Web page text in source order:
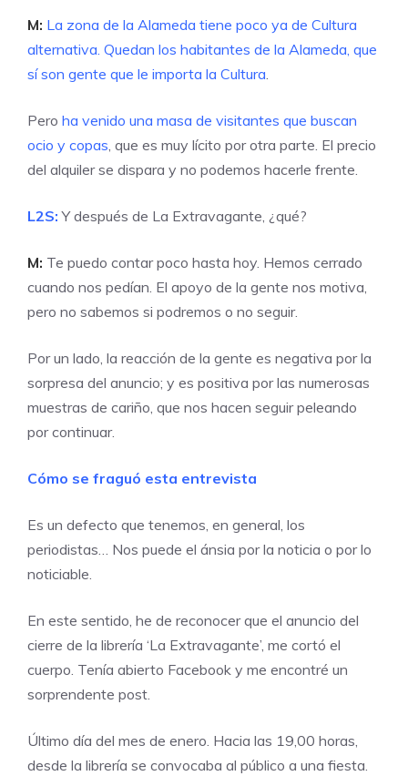
M: La zona de la Alameda tiene poco ya de Cultura
alternativa. Quedan los habitantes de la Alameda, que
sí son gente que le importa la Cultura
Pero ha venido una masa de visitantes que buscan
ocio y copas , que es muy lícito por otra parte. El precio
del alquiler se dispara y no podemos hacerle frente.
L2S: Y después de La Extravagante, ¿qué?
M: Te puedo contar poco hasta hoy. Hemos cerrado
cuando nos pedían. El apoyo de la gente nos motiva,
pero no sabemos si podremos o no seguir.
Por un lado, la reacción de la gente es negativa por la
sorpresa del anuncio; y es positiva por las numerosas
muestras de cariño, que nos hacen seguir peleando
por continuar.
Cómo se fraguó esta entrevista
Es un defecto que tenemos, en general, los
periodistas… Nos puede el ánsia por la noticia o por lo
noticiable.
En este sentido, he de reconocer que el anuncio del
cierre de la librería ‘La Extravagante’, me cortó el
cuerpo. Tenía abierto Facebook y me encontré un
sorprendente post.
Último día del mes de enero. Hacia las 19,00 horas,
desde la librería se convocaba al público a una fiesta.